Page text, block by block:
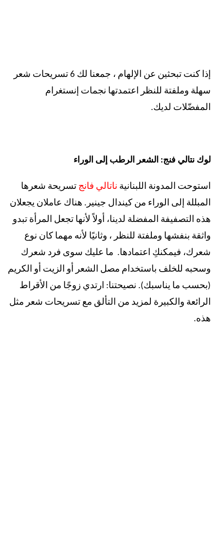
إذا كنت تبحثين عن الإلهام ، جمعنا لك 6 تسريحات شعر
سهلة وملفتة للنظر اعتمدتها نجمات إنستغرام
المفضّلات لديك.
لوك نتالي فنج: الشعر الرطب إلى الوراء
استوحت المدونة اللبنانية ناتالي فانج تسريحة شعرها
المبللة إلى الوراء من كيندال جينير. هناك عاملان يجعلان
هذه التصفيفة المفضلة لدينا، أولاً لأنها تجعل المرأة تبدو
واثقة بنفشها وملفتة للنظر ، وثانيًا لأنه مهما كان نوع
شعرك، فيمكنكِ اعتمادها. ما عليك سوى فرد شعرك
وسحبه للخلف باستخدام مصل الشعر أو الزيت أو الكريم
(بحسب ما يناسبك). نصيحتنا: ارتدي زوجًا من الأقراط
الرائعة والكبيرة لمزيد من التألق مع تسريحات شعر مثل
هذه.